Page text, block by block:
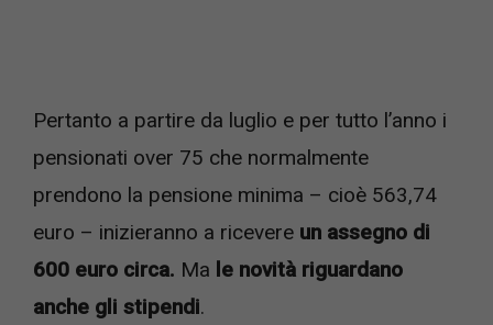
Pertanto a partire da luglio e per tutto l’anno i
pensionati over 75 che normalmente
prendono la pensione minima – cioè 563,74
euro – inizieranno a ricevere un assegno di
600 euro circa. Ma le novità riguardano
anche gli stipendi.